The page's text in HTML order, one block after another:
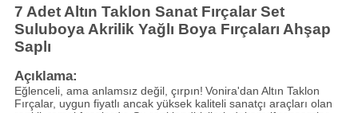
7 Adet Altın Taklon Sanat Fırçalar Set
Suluboya Akrilik Yağlı Boya Fırçaları Ahşap
Saplı
Açıklama:
Eğlenceli, ama anlamsız değil, çırpın! Vonira'dan Altın Taklon
Fırçalar, uygun fiyatlı ancak yüksek kaliteli sanatçı araçları olan